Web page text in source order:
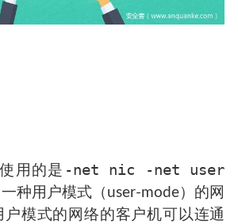
用的是 -net nic -net user
种用户模式（user-mode）的网
户模式的网络的客户机可以连通